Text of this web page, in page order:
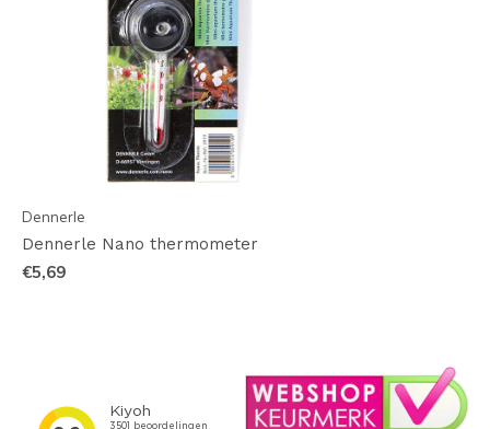
Dennerle
Dennerle Nano thermometer
€5,69